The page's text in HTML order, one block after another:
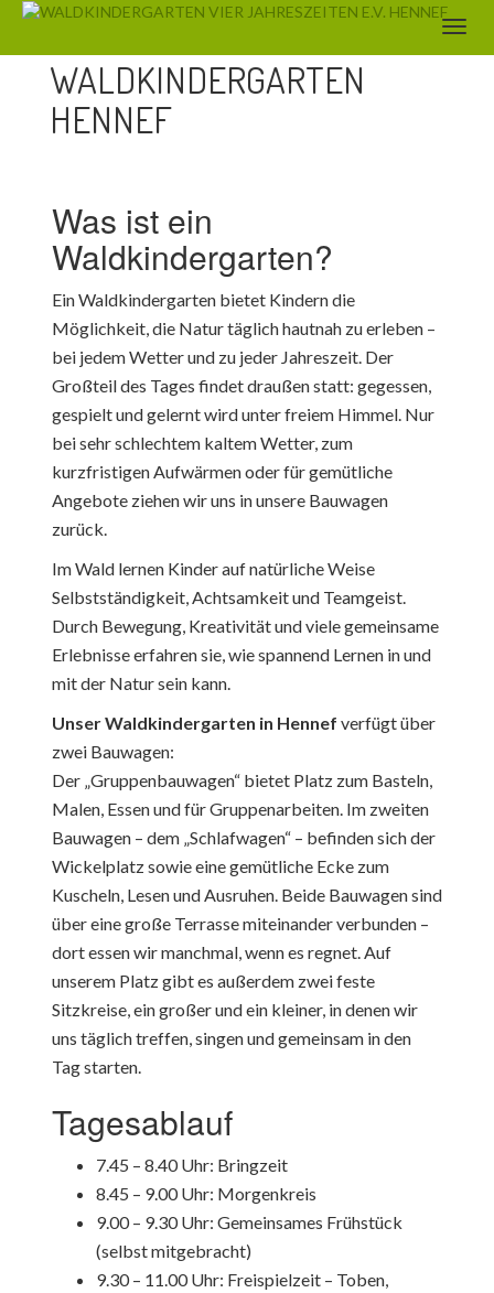
WALDKINDERGARTEN
HENNEF
Was ist ein
Waldkindergarten?
Ein Waldkindergarten bietet Kindern die
Möglichkeit, die Natur täglich hautnah zu erleben –
bei jedem Wetter und zu jeder Jahreszeit. Der
Großteil des Tages findet draußen statt: gegessen,
gespielt und gelernt wird unter freiem Himmel. Nur
bei sehr schlechtem kaltem Wetter, zum
kurzfristigen Aufwärmen oder für gemütliche
Angebote ziehen wir uns in unsere Bauwagen
zurück.
Im Wald lernen Kinder auf natürliche Weise
Selbstständigkeit, Achtsamkeit und Teamgeist.
Durch Bewegung, Kreativität und viele gemeinsame
Erlebnisse erfahren sie, wie spannend Lernen in und
mit der Natur sein kann.
Unser Waldkindergarten in Hennef verfügt über
zwei Bauwagen:
Der „Gruppenbauwagen“ bietet Platz zum Basteln,
Malen, Essen und für Gruppenarbeiten. Im zweiten
Bauwagen – dem „Schlafwagen“ – befinden sich der
Wickelplatz sowie eine gemütliche Ecke zum
Kuscheln, Lesen und Ausruhen. Beide Bauwagen sind
über eine große Terrasse miteinander verbunden –
dort essen wir manchmal, wenn es regnet. Auf
unserem Platz gibt es außerdem zwei feste
Sitzkreise, ein großer und ein kleiner, in denen wir
uns täglich treffen, singen und gemeinsam in den
Tag starten.
Tagesablauf
7.45 – 8.40 Uhr: Bringzeit
8.45 – 9.00 Uhr: Morgenkreis
9.00 – 9.30 Uhr: Gemeinsames Frühstück
(selbst mitgebracht)
9.30 – 11.00 Uhr: Freispielzeit – Toben,